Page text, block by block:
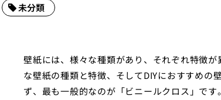
未分類
壁紙には、様々な種類があり、それぞれ特徴
な壁紙の種類と特徴、そしてDIYにおすすめの
ず、最も一般的なのが「ビニールクロス」で